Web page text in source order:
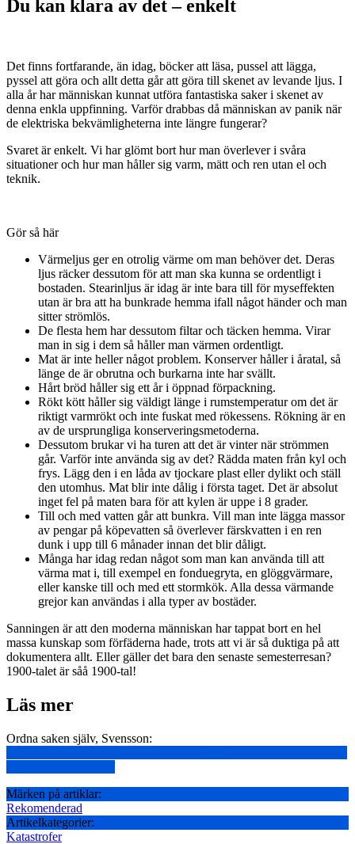
Du kan klara av det – enkelt
Det finns fortfarande, än idag, böcker att läsa, pussel att lägga,
pyssel att göra och allt detta går att göra till skenet av levande ljus. I
alla år har människan kunnat utföra fantastiska saker i skenet av
denna enkla uppfinning. Varför drabbas då människan av panik när
de elektriska bekvämligheterna inte längre fungerar?
Svaret är enkelt. Vi har glömt bort hur man överlever i svåra
situationer och hur man håller sig varm, mätt och ren utan el och
teknik.
Gör så här
Värmeljus ger en otrolig värme om man behöver det. Deras
ljus räcker dessutom för att man ska kunna se ordentligt i
bostaden. Stearinljus är idag är inte bara till för myseffekten
utan är bra att ha bunkrade hemma ifall något händer och man
sitter strömlös.
De flesta hem har dessutom filtar och täcken hemma. Virar
man in sig i dem så håller man värmen ordentligt.
Mat är inte heller något problem. Konserver håller i åratal, så
länge de är obrutna och burkarna inte har svällt.
Hårt bröd håller sig ett år i öppnad förpackning.
Rökt kött håller sig väldigt länge i rumstemperatur om det är
riktigt varmrökt och inte fuskat med rökessens. Rökning är en
av de ursprungliga konserveringsmetoderna.
Dessutom brukar vi ha turen att det är vinter när strömmen
går. Varför inte använda sig av det? Rädda maten från kyl och
frys. Lägg den i en låda av tjockare plast eller dylikt och ställ
den utomhus. Mat blir inte dålig i första taget. Det är absolut
inget fel på maten bara för att kylen är uppe i 8 grader.
Till och med vatten går att bunkra. Vill man inte lägga massor
av pengar på köpevatten så överlever färskvatten i en ren
dunk i upp till 6 månader innan det blir dåligt.
Många har idag redan något som man kan använda till att
värma mat i, till exempel en fonduegryta, en glöggvärmare,
eller kanske till och med ett stormkök. Alla dessa värmande
grejor kan användas i alla typer av bostäder.
Sanningen är att den moderna människan har tappat bort en hel
massa kunskap som förfäderna hade, trots att vi är så duktiga på att
dokumentera allt. Eller gäller det bara den senaste semesterresan?
1900-talet är såå 1900-tal!
Läs mer
Ordna saken själv, Svensson:
Märken på artiklar:
Rekomenderad
Artikelkategorier:
Katastrofer